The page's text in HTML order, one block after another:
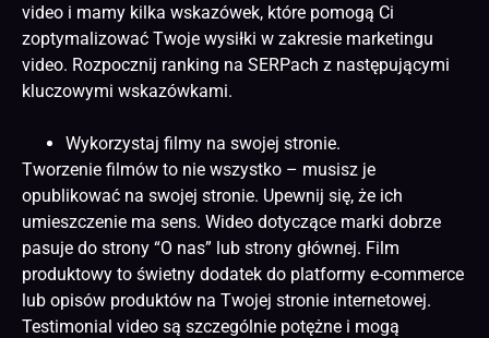
video i mamy kilka wskazówek, które pomogą Ci
zoptymalizować Twoje wysiłki w zakresie marketingu
video. Rozpocznij ranking na SERPach z następującymi
kluczowymi wskazówkami.
Wykorzystaj filmy na swojej stronie.
Tworzenie filmów to nie wszystko – musisz je
opublikować na swojej stronie. Upewnij się, że ich
umieszczenie ma sens. Wideo dotyczące marki dobrze
pasuje do strony “O nas” lub strony głównej. Film
produktowy to świetny dodatek do platformy e-commerce
lub opisów produktów na Twojej stronie internetowej.
Testimonial video są szczególnie potężne i mogą